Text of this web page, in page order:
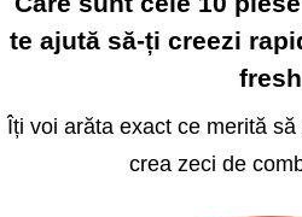
te ajută să-ți creezi
fresh
Îți voi arăta exact ce merită
crea zeci de